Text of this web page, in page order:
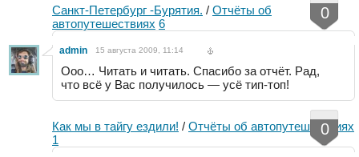
Санкт-Петербург -Бурятия. / Отчёты об
автопутешествиях 6
0
admin 15 августа 2009, 11:14
Ооо… Читать и читать. Спасибо за отчёт. Рад,
что всё у Вас получилось — усё тип-топ!
Как мы в тайгу ездили! / Отчёты об автопутешествиях
1
0